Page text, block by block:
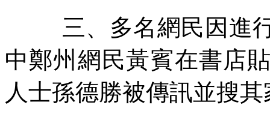
三、多名網民因進
中鄭州網民黃賓在書店
人士孫德勝被傳訊並搜其